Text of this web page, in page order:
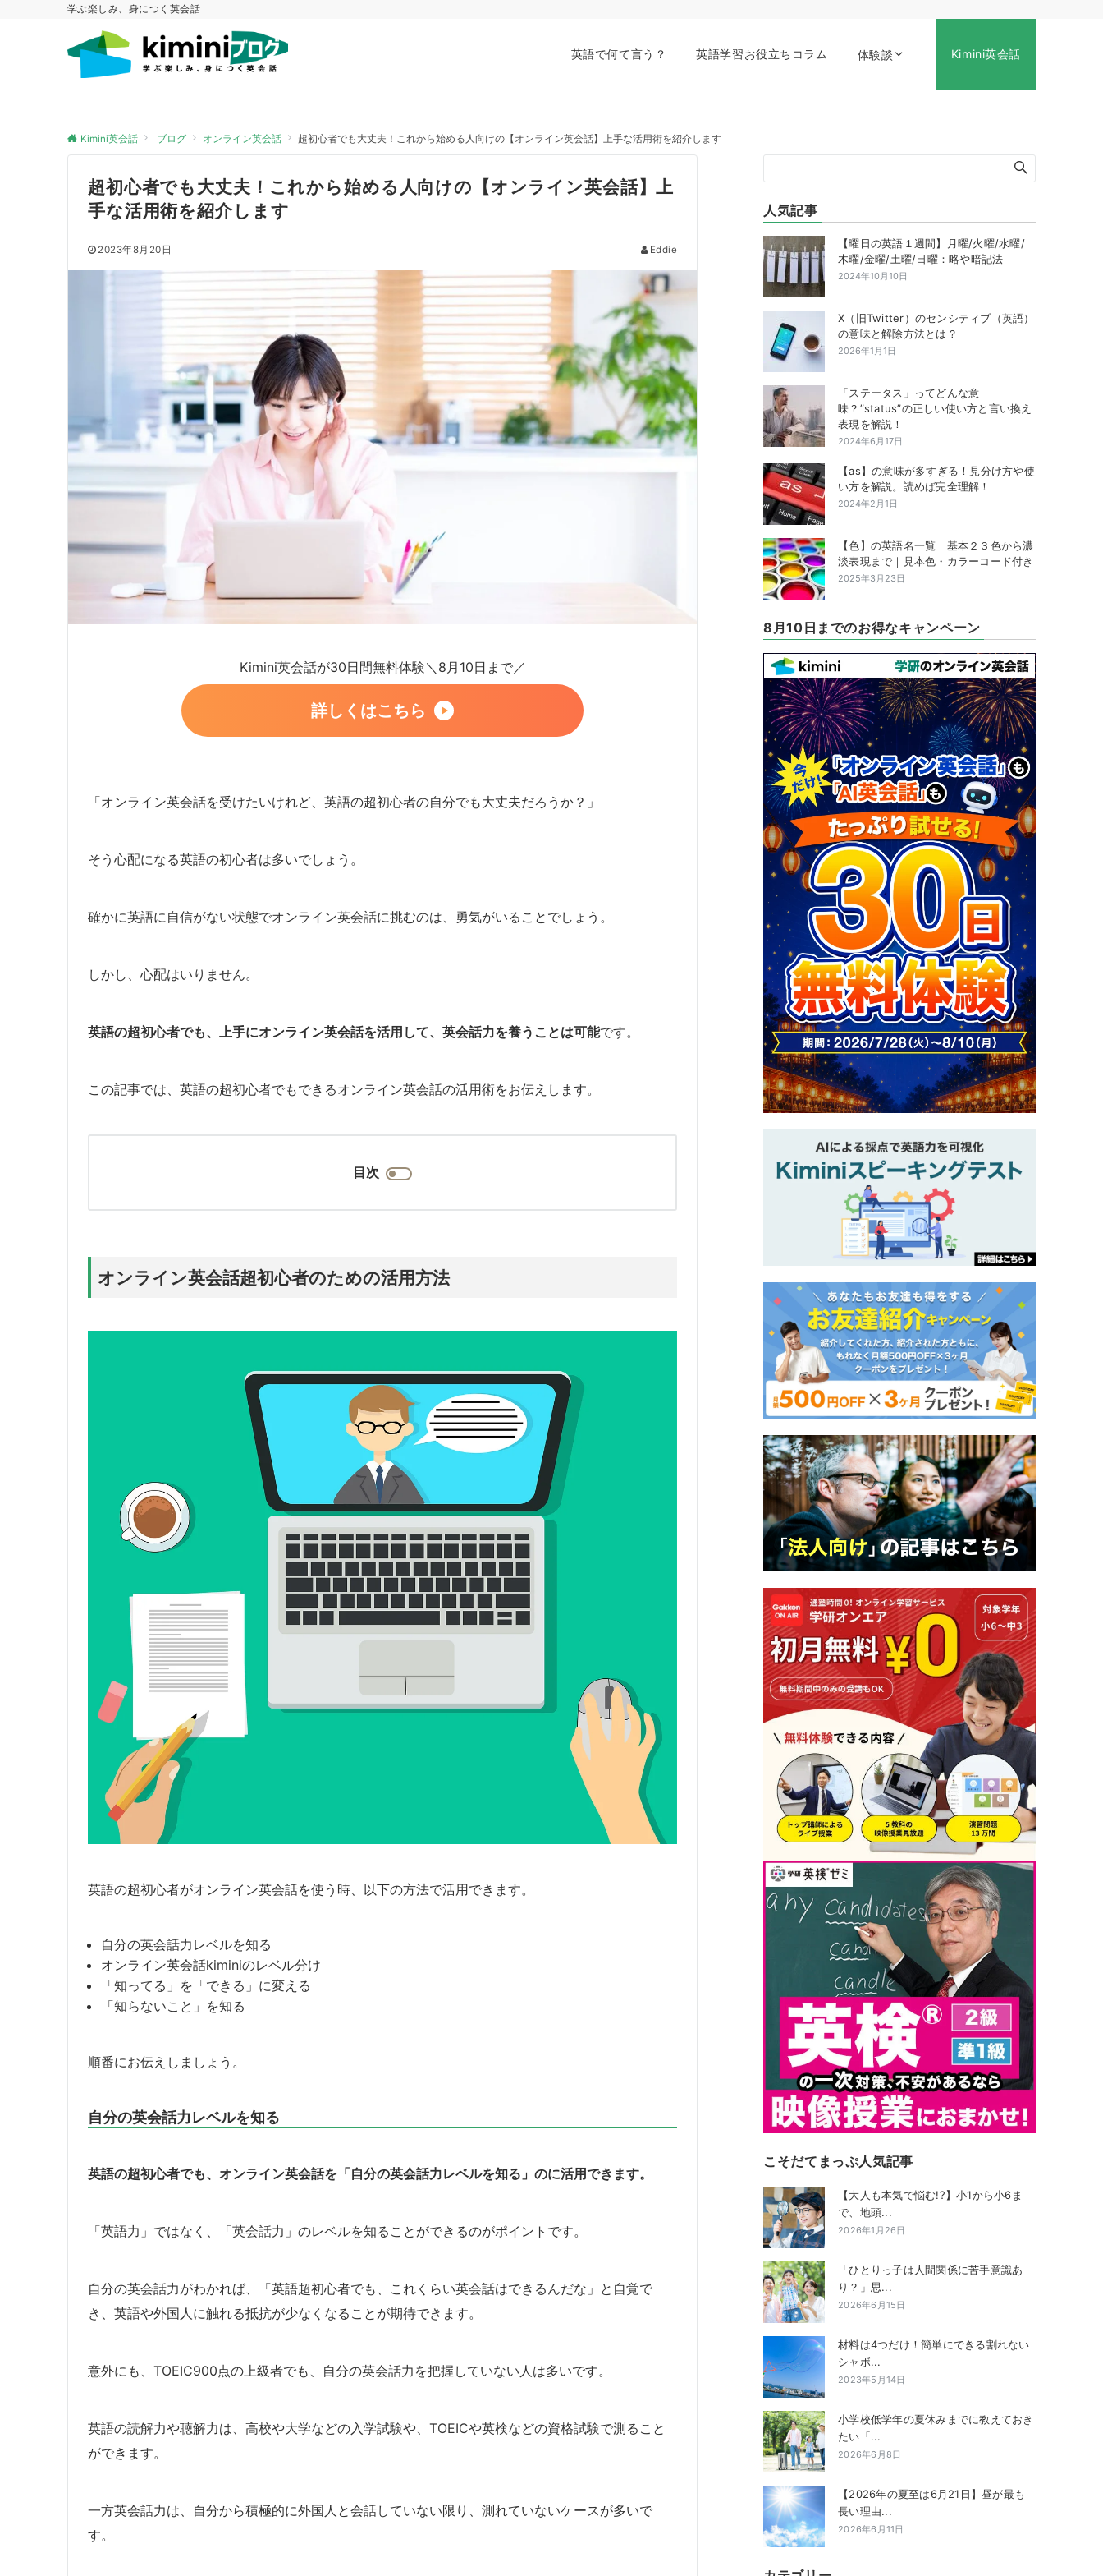
学ぶ楽しみ、身につく英会話
英語で何て言う？ 英語学習お役立ちコラム 体験談 Kimini英会話
Kimini英会話 ブログ オンライン英会話 超初心者でも大丈夫！これから始める人向けの【オンライン英会話】上手な活用術を紹介します
超初心者でも大丈夫！これから始める人向けの【オンライン英会話】上
手な活用術を紹介します
2023年8月20日 Eddie
Kimini英会話が30日間無料体験＼8月10日まで／
詳しくはこちら
「オンライン英会話を受けたいけれど、英語の超初心者の自分でも大丈夫だろうか？」
そう心配になる英語の初心者は多いでしょう。
確かに英語に自信がない状態でオンライン英会話に挑むのは、勇気がいることでしょう。
しかし、心配はいりません。
英語の超初心者でも、上手にオンライン英会話を活用して、英会話力を養うことは可能です。
この記事では、英語の超初心者でもできるオンライン英会話の活用術をお伝えします。
目次
オンライン英会話超初心者のための活用方法
英語の超初心者がオンライン英会話を使う時、以下の方法で活用できます。
自分の英会話力レベルを知る
オンライン英会話kiminiのレベル分け
「知ってる」を「できる」に変える
「知らないこと」を知る
順番にお伝えしましょう。
自分の英会話力レベルを知る
英語の超初心者でも、オンライン英会話を「自分の英会話力レベルを知る」のに活用できます。
「英語力」ではなく、「英会話力」のレベルを知ることができるのがポイントです。
自分の英会話力がわかれば、「英語超初心者でも、これくらい英会話はできるんだな」と自覚で
き、英語や外国人に触れる抵抗が少なくなることが期待できます。
意外にも、TOEIC900点の上級者でも、自分の英会話力を把握していない人は多いです。
英語の読解力や聴解力は、高校や大学などの入学試験や、TOEICや英検などの資格試験で測ること
ができます。
一方英会話力は、自分から積極的に外国人と会話していない限り、測れていないケースが多いで
す。
人気記事
【曜日の英語１週間】月曜/火曜/水曜/
木曜/金曜/土曜/日曜：略や暗記法
2024年10月10日
X（旧Twitter）のセンシティブ（英語）
の意味と解除方法とは？
2026年1月1日
「ステータス」ってどんな意
味？”status”の正しい使い方と言い換え
表現を解説！
2024年6月17日
【as】の意味が多すぎる！見分け方や使
い方を解説。読めば完全理解！
2024年2月1日
【色】の英語名一覧｜基本２３色から濃
淡表現まで｜見本色・カラーコード付き
2025年3月23日
8月10日までのお得なキャンペーン
こそだてまっぷ人気記事
【大人も本気で悩む!?】小1から小6ま
で、地頭...
2026年1月26日
「ひとりっ子は人間関係に苦手意識あ
り？」思...
2026年6月15日
材料は4つだけ！簡単にできる割れない
シャボ...
2023年5月14日
小学校低学年の夏休みまでに教えておき
たい「...
2026年6月8日
【2026年の夏至は6月21日】昼が最も
長い理由...
2026年6月11日